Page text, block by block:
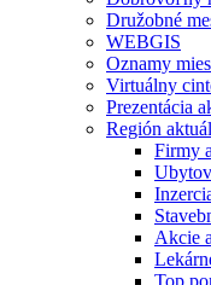
Družobné
WEBGIS
Oznamy
Virtuálny
Prezentácia
Región
Firmy
Akcie
Top